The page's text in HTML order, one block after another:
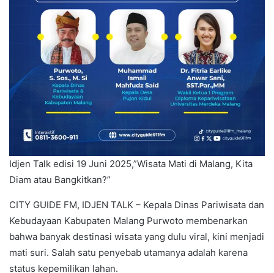
Idjen Talk edisi 19 Juni 2025,”Wisata Mati di Malang, Kita
Diam atau Bangkitkan?”
CITY GUIDE FM, IDJEN TALK – Kepala Dinas Pariwisata dan
Kebudayaan Kabupaten Malang Purwoto membenarkan
bahwa banyak destinasi wisata yang dulu viral, kini menjadi
mati suri. Salah satu penyebab utamanya adalah karena
status kepemilikan lahan.